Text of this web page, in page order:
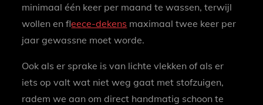
minimaal één keer per maand te wassen, terwijl
wollen en fleece-dekens maximaal twee keer per
jaar gewassne moet worde.
Ook als er sprake is van lichte vlekken of als er
iets op valt wat niet weg gaat met stofzuigen,
radem we aan om direct handmatig schoon te